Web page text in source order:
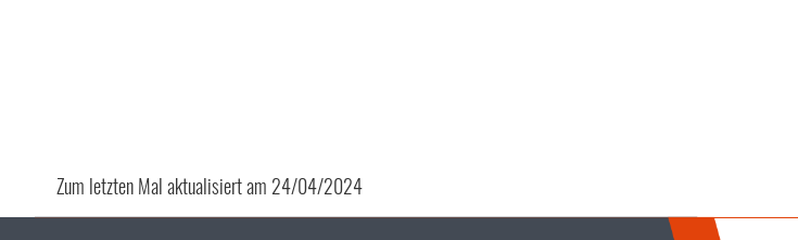
Zum letzten Mal aktualisiert am 24/04/2024